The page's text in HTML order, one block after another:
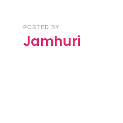
POSTED BY
Jamhuri